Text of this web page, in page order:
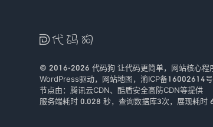

© 2016-2026 代码狗 让代码更简单，网站核心程
WordPress驱动， 网站地图， 渝ICP备16002614
节点由： 腾讯云CDN、 酷盾安全高防CDN等提供
服务端耗时 0.028 秒，查询数据库3次， 展现耗时